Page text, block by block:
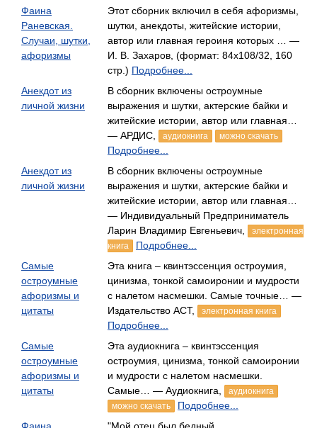
Фаина
Раневская.
Случаи, шутки,
афоризмы
Этот сборник включил в себя афоризмы,
шутки, анекдоты, житейские истории,
автор или главная героиня которых … —
И. В. Захаров, (формат: 84x108/32, 160
стр.) Подробнее...
Анекдот из
личной жизни
В сборник включены остроумные
выражения и шутки, актерские байки и
житейские истории, автор или главная…
— АРДИС,
аудиокнига можно скачать
Подробнее...
Анекдот из
личной жизни
В сборник включены остроумные
выражения и шутки, актерские байки и
житейские истории, автор или главная…
— Индивидуальный Предприниматель
Ларин Владимир Евгеньевич,
электронная
книга
Подробнее...
Самые
остроумные
афоризмы и
цитаты
Эта книга – квинтэссенция остроумия,
цинизма, тонкой самоиронии и мудрости
с налетом насмешки. Самые точные… —
Издательство АСТ,
электронная книга
Подробнее...
Самые
остроумные
афоризмы и
цитаты
Эта аудиокнига – квинтэссенция
остроумия, цинизма, тонкой самоиронии
и мудрости с налетом насмешки.
Самые… — Аудиокнига,
аудиокнига
можно скачать
Подробнее...